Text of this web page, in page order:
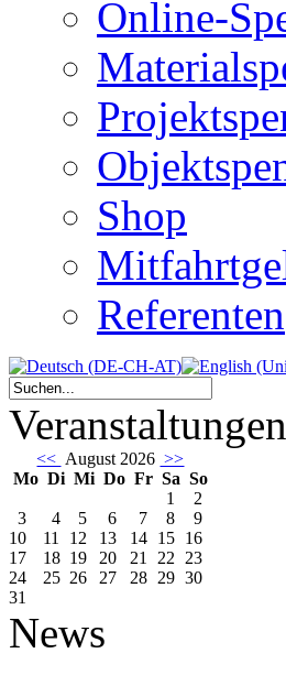
Online-
Shop
Referenten
Veranstaltungen
<< August 2026 >>
Mo Di Mi Do Fr Sa So
1
2
3
4 5 6 7 8
9
10
11 12 13 14 15 16
17
18 19 20 21 22 23
24
25 26 27 28 29 30
31
News